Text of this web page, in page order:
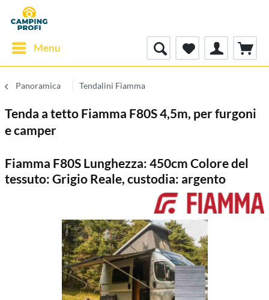
Menu
Panoramica Tendalini Fiamma
Tenda a tetto Fiamma F80S 4,5m, per furgoni
e camper
Fiamma F80S Lunghezza: 450cm Colore del
tessuto: Grigio Reale, custodia: argento